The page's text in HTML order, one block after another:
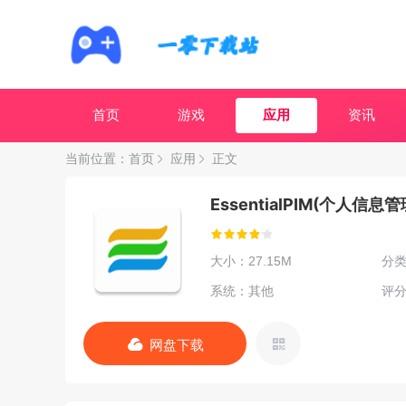
首页 游戏 应用 资讯
当前位置： 首页 应用 正文
EssentialPIM(个人信息管
大小：27.15M 分
系统：其他 评
网盘下载